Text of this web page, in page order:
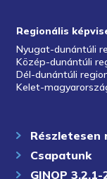
Regionális
Nyugat-dunántúli
Közép-dunántúli
Dél-dunántúli
Kelet-
Részletesen
Csapatunk
GINOP 3.2.1-